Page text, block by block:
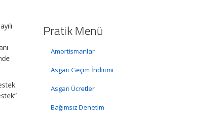
Pratik Menü
Amortismanlar
Asgari Geçim İndirimi
Asgari Ücretler
Bağımsız Denetim